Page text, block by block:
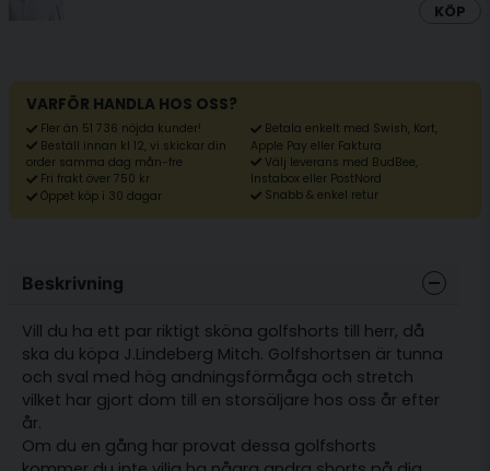
KÖP
VARFÖR HANDLA HOS OSS?
Fler än 51 736 nöjda kunder!
Beställ innan kl 12, vi skickar din
order samma dag mån-fre
Fri frakt över 750 kr
Öppet köp i 30 dagar
Betala enkelt med Swish, Kort,
Apple Pay eller Faktura
Välj leverans med BudBee,
Instabox eller PostNord
Snabb & enkel retur
Beskrivning
Vill du ha ett par riktigt sköna golfshorts till herr, då
ska du köpa J.Lindeberg Mitch. Golfshortsen är tunna
och sval med hög andningsförmåga och stretch
vilket har gjort dom till en storsäljare hos oss år efter
år.
Om du en gång har provat dessa golfshorts